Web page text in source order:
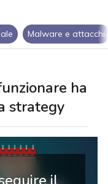
Malware e attacchi
ha
strategy